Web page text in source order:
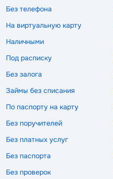
Без телефона
На виртуальную карту
Наличными
Под расписку
Без залога
Займы без списания
По паспорту на карту
Без поручителей
Без платных услуг
Без паспорта
Без проверок